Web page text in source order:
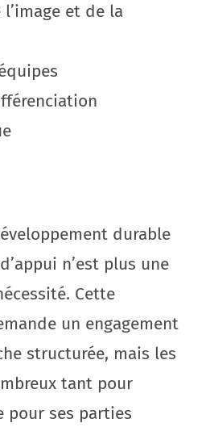
et de la
durable
n’est plus une
Cette
un engagement
structurée, mais les
tant pour
pour ses parties